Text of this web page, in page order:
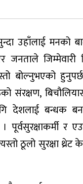
उहाँलाई मनको
जनताले जिम्मेवारी
हुनुपर्छ ।
संरक्षण,
देशलाई बन्धक
र
ठूलो सुरक्षा थ्रेट